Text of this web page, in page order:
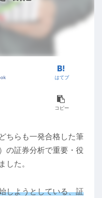
はてブ
コピー
ちらも一発合格した筆
の証券分析で重要・役
した。
しようとしている、証